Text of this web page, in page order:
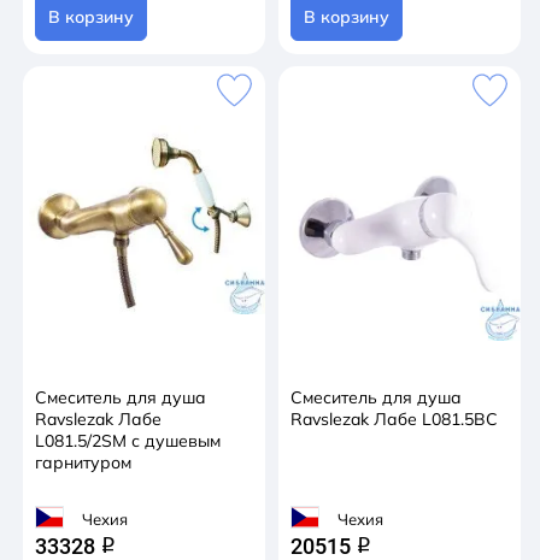
В корзину В корзину
Смеситель для душа
Ravslezak Лабе
L081.5/2SM с душевым
гарнитуром
Чехия
33328 q
Смеситель для душа
Ravslezak Лабе L081.5BC
Чехия
20515 q